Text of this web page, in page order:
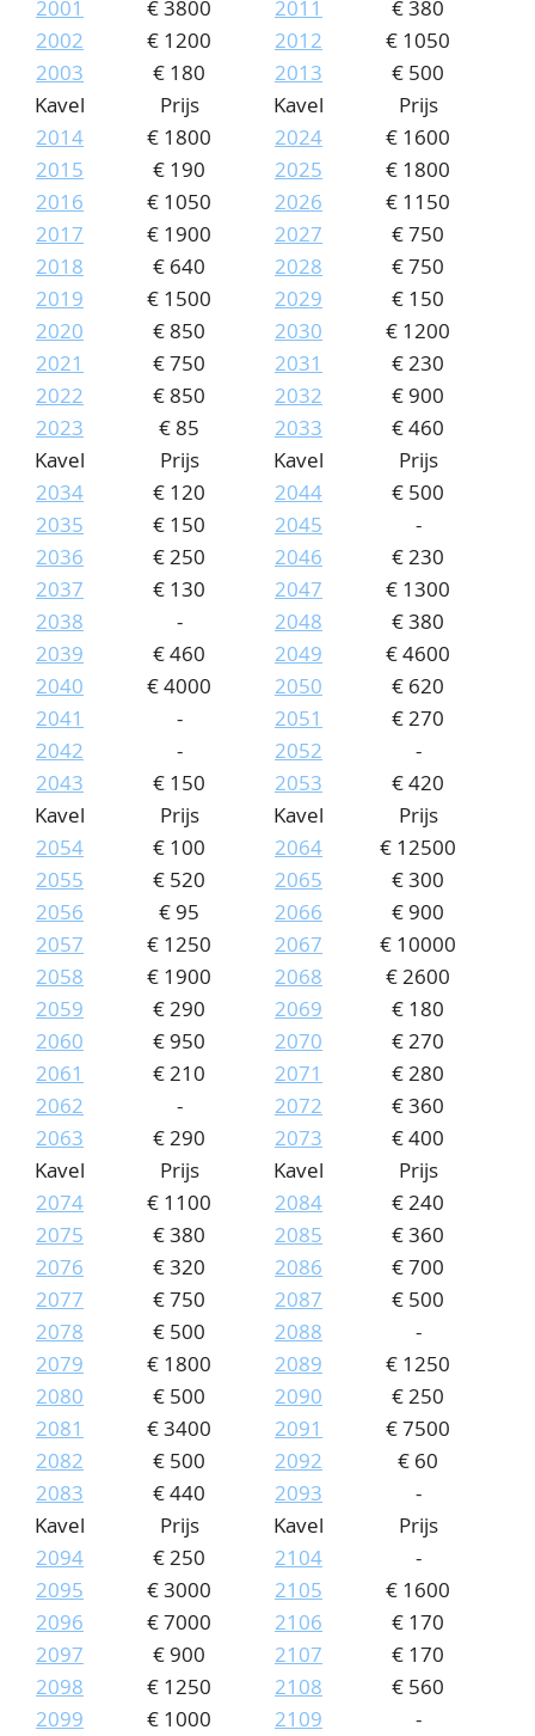
2001
€ 3800
2002
€ 1200
2003
€ 180
2011
€ 380
2012
€ 1050
2013
€ 500
Kavel
Prijs
2014
€ 1800
2015
€ 190
2016
€ 1050
2017
€ 1900
2018
€ 640
2019
€ 1500
2020
€ 850
2021
€ 750
2022
€ 850
2023
€ 85
Kavel
Prijs
2024
€ 1600
2025
€ 1800
2026
€ 1150
2027
€ 750
2028
€ 750
2029
€ 150
2030
€ 1200
2031
€ 230
2032
€ 900
2033
€ 460
Kavel
Prijs
2034
€ 120
2035
€ 150
2036
€ 250
2037
€ 130
2038
-
2039
€ 460
2040
€ 4000
2041
-
2042
-
2043
€ 150
Kavel
Prijs
2044
€ 500
2045
-
2046
€ 230
2047
€ 1300
2048
€ 380
2049
€ 4600
2050
€ 620
2051
€ 270
2052
-
2053
€ 420
Kavel
Prijs
2054
€ 100
2055
€ 520
2056
€ 95
2057
€ 1250
2058
€ 1900
2059
€ 290
2060
€ 950
2061
€ 210
2062
-
2063
€ 290
Kavel
Prijs
2064
€ 12500
2065
€ 300
2066
€ 900
2067
€ 10000
2068
€ 2600
2069
€ 180
2070
€ 270
2071
€ 280
2072
€ 360
2073
€ 400
Kavel
Prijs
2074
€ 1100
2075
€ 380
2076
€ 320
2077
€ 750
2078
€ 500
2079
€ 1800
2080
€ 500
2081
€ 3400
2082
€ 500
2083
€ 440
Kavel
Prijs
2084
€ 240
2085
€ 360
2086
€ 700
2087
€ 500
2088
-
2089
€ 1250
2090
€ 250
2091
€ 7500
2092
€ 60
2093
-
Kavel
Prijs
2094
€ 250
2095
€ 3000
2096
€ 7000
2097
€ 900
2098
€ 1250
2099
€ 1000
Kavel
Prijs
2104
-
2105
€ 1600
2106
€ 170
2107
€ 170
2108
€ 560
2109
-